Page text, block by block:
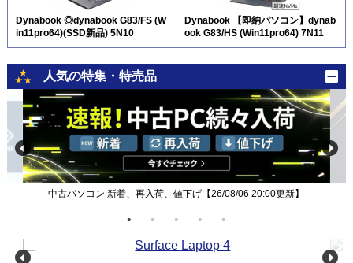
Dynabook ◎dynabook G83/FS (W
in11pro64)(SSD新品) 5N10
Dynabook 【即納パソコン】dynab
ook G83/HS (Win11pro64) 7N11
人気の特集・特売品
中古パソコン 新着、再入荷、値下げ【26/08/06 20:00更新】